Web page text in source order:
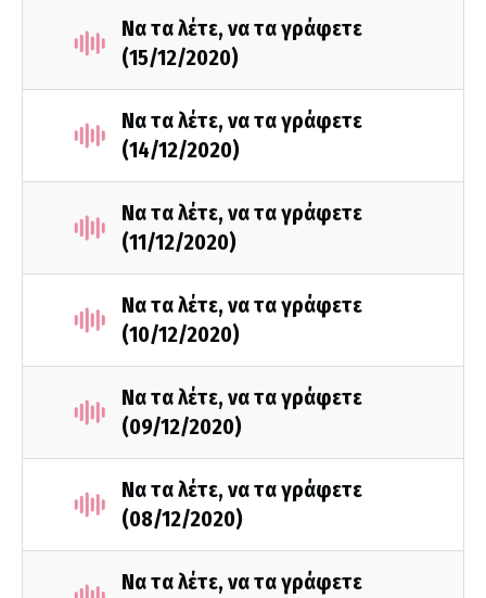
Να τα λέτε, να τα γράφετε
(15/12/2020)
Να τα λέτε, να τα γράφετε
(14/12/2020)
Να τα λέτε, να τα γράφετε
(11/12/2020)
Να τα λέτε, να τα γράφετε
(10/12/2020)
Να τα λέτε, να τα γράφετε
(09/12/2020)
Να τα λέτε, να τα γράφετε
(08/12/2020)
Να τα λέτε, να τα γράφετε